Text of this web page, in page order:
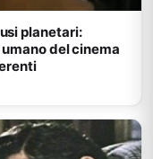
planetari:
del cinema